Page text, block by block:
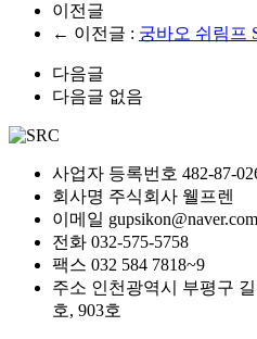
이전글
← 이전글 : 궁바오 쉬림프
다음글
다음글 없음
사업자 등록번호 482-87-
회사명 주식회사 웰프렌
이메일 gupsikon@naver.com
전화 032-575-5758
팩스 032 584 7818~9
주소 인천광역시 부평구
호, 903호